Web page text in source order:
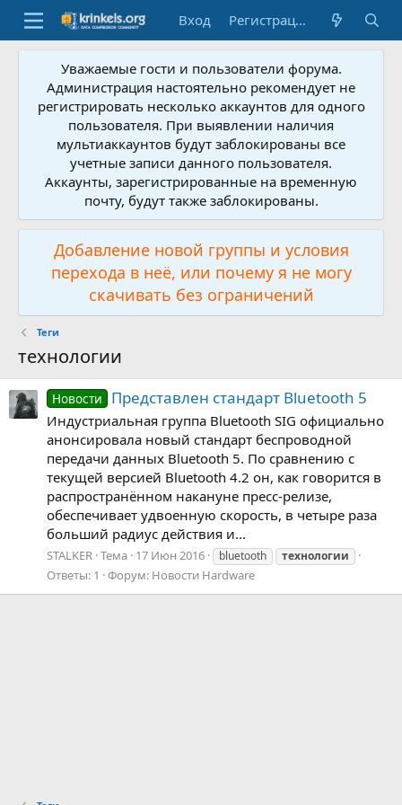
Вход Регистрация
Уважаемые гости и пользователи форума.
Администрация настоятельно рекомендует не
регистрировать несколько аккаунтов для одного
пользователя. При выявлении наличия
мультиаккаунтов будут заблокированы все
учетные записи данного пользователя.
Аккаунты, зарегистрированные на временную
почту, будут также заблокированы.
Добавление новой группы и условия
перехода в неё, или почему я не могу
скачивать без ограничений
Теги
технологии
Новости Представлен стандарт Bluetooth 5
Индустриальная группа Bluetooth SIG официально
анонсировала новый стандарт беспроводной
передачи данных Bluetooth 5. По сравнению с
текущей версией Bluetooth 4.2 он, как говорится в
распространённом накануне пресс-релизе,
обеспечивает удвоенную скорость, в четыре раза
больший радиус действия и...
STALKER Тема 17 Июн 2016 bluetooth технологии
Ответы: 1 Форум: Новости Hardware